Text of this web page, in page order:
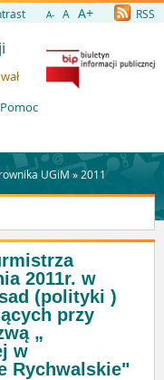
A- A A+ RSS
Pomoc
UGiM» 2011
2011r. w
(polityki )
przy
„
w
Rychwalskie"